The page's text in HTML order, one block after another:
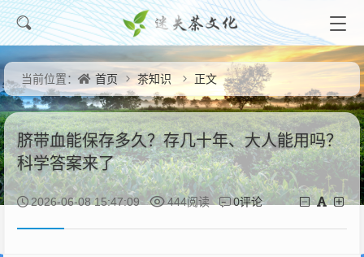
当前位置： 首页 茶知识 正文
脐带血能保存多久？存几十年、大人能用吗？
科学答案来了
2026-06-08 15:47:09 444阅读 0评论